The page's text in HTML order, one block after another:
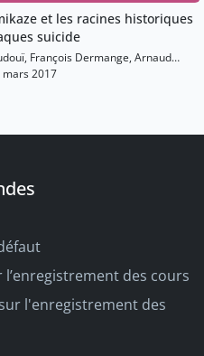
et les racines historiques
suicide
François Dermange, Arnaud
Vautravers, Pierre-François
2017
des cours
l'enregistrement des